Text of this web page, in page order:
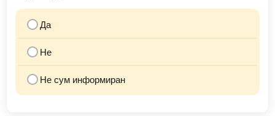
Да
Не
Не сум информиран